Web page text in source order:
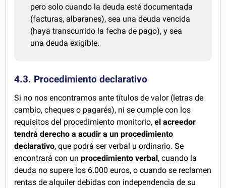
pero solo cuando la deuda esté documentada
(facturas, albaranes), sea una deuda vencida
(haya transcurrido la fecha de pago), y sea
una deuda exigible.
4.3. Procedimiento declarativo
Si no nos encontramos ante títulos de valor (letras de
cambio, cheques o pagarés), ni se cumple con los
requisitos del procedimiento monitorio,el acreedor
tendrá derecho a acudir a un procedimiento
declarativo, que podrá ser verbal u ordinario. Se
encontrará con unprocedimiento verbal , cuando la
deuda no supere los 6.000 euros, o cuando se reclamen
rentas de alquiler debidas con independencia de su